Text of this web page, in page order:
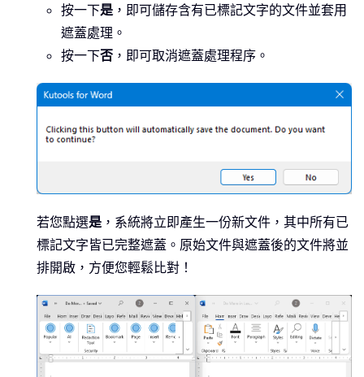
按一下是 ，即可儲存含有已標記文字的文件並套用
遮蓋處理。
按一下否 ，即可取消遮蓋處理程序。
若您點選是 ，系統將立即產生一份新文件，其中所有已
標記文字皆已完整遮蓋。原始文件與遮蓋後的文件將並
排開啟，方便您輕鬆比對！